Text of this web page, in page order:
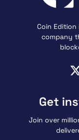
Coin
company
Get
Join over